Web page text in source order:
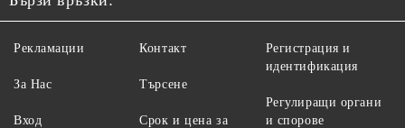
Рекламации
За Нас
Вход
Контакт
Търсене
Срок и цена за
Регистрация и
идентификация
Регулиращи органи
и спорове